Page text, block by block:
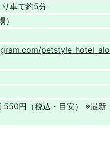
車で約5分
petstyle_hotel_alo
550円（税込・目安） ※最新